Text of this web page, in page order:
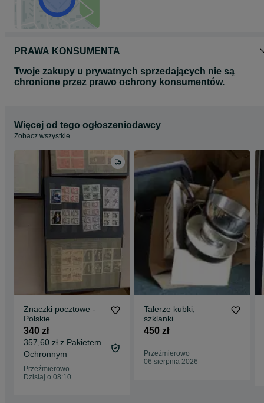
PRAWA KONSUMENTA
Twoje zakupy u prywatnych sprzedających nie są
chronione przez prawo ochrony konsumentów.
Więcej od tego ogłoszeniodawcy
Zobacz wszystkie
Znaczki pocztowe -
Polskie
340 zł
357,60 zł z Pakietem
Ochronnym
Przeźmierowo
Dzisiaj o 08:10
Talerze kubki,
szklanki
450 zł
Przeźmierowo
06 sierpnia 2026